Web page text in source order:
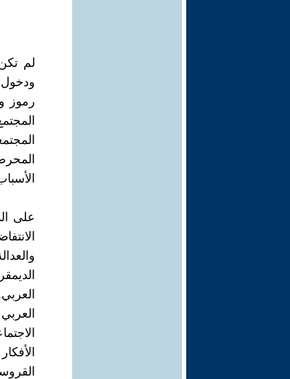
لم
ودخول
رموز
على